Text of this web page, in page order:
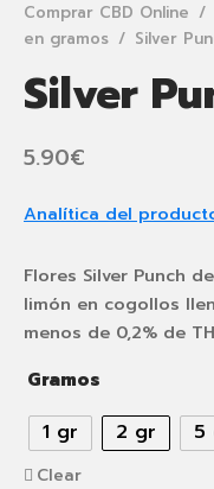
Comprar CBD Online /
en gramos / Silver
Silver
5.90€
Analítica del
Flores Silver Punch
limón en cogollos
menos de 0,2% de
Gramos
1 gr 2 gr 5
Clear